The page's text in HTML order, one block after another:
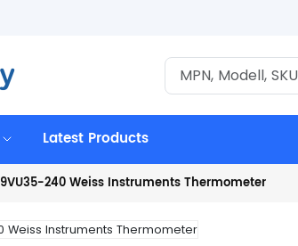
Latest Products
9VU35-240 Weiss Instruments Thermometer